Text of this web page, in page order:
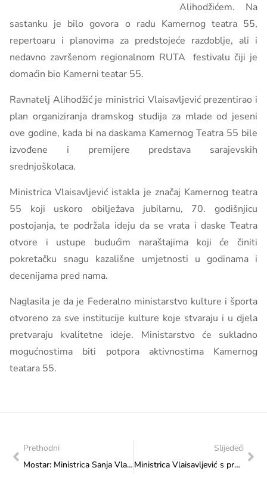
Alihodžićem. Na
sastanku je bilo govora o radu Kamernog teatra 55,
repertoaru i planovima za predstojeće razdoblje, ali i
nedavno završenom regionalnom RUTA festivalu čiji je
domaćin bio Kamerni teatar 55.
Ravnatelj Alihodžić je ministrici Vlaisavljević prezentirao i
plan organiziranja dramskog studija za mlade od jeseni
ove godine, kada bi na daskama Kamernog Teatra 55 bile
izvođene i premijere predstava sarajevskih
srednjoškolaca.
Ministrica Vlaisavljević istakla je značaj Kamernog teatra
55 koji uskoro obilježava jubilarnu, 70. godišnjicu
postojanja, te podržala ideju da se vrata i daske Teatra
otvore i ustupe budućim naraštajima koji će činiti
pokretačku snagu kazališne umjetnosti u godinama i
decenijama pred nama.
Naglasila je da je Federalno ministarstvo kulture i športa
otvoreno za sve institucije kulture koje stvaraju i u djela
pretvaraju kvalitetne ideje. Ministarstvo će sukladno
mogućnostima biti potpora aktivnostima Kamernog
teatara 55.
Prethodni
Mostar: Ministrica Sanja Vlaisavljević otvorila Državnu smotru izvornog folklora Hrvata u Bosni i Hercegovini
Slijedeći
Ministrica Vlaisavljević s predstavnicima Odbora za obrazovanje, znanost, kulturu i šport Zastupničkog doma Parlamenta Federacije Bosne i Hercegovine